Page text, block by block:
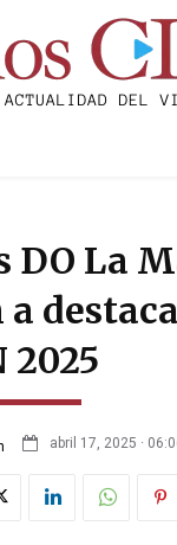
DO La
2025
abril 17, 2025 ·